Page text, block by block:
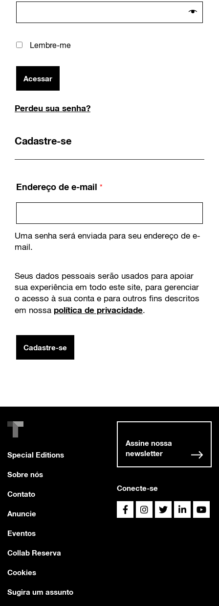
Lembre-me
Acessar
Perdeu sua senha?
Cadastre-se
Endereço de e-mail *
Uma senha será enviada para seu endereço de e-
mail.
Seus dados pessoais serão usados ​​para apoiar
sua experiência em todo este site, para gerenciar
o acesso à sua conta e para outros fins descritos
em nossa política de privacidade.
Cadastre-se
Special Editions
Sobre nós
Contato
Anuncie
Eventos
Collab Reserva
Cookies
Sugira um assunto
Conecte-se
Assine nossa
newsletter